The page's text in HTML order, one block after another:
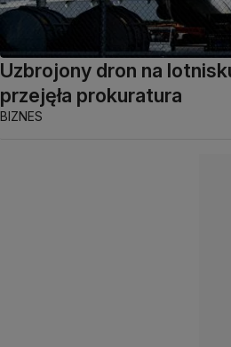
Uzbrojony dron na
przejęła prokuratura
BIZNES